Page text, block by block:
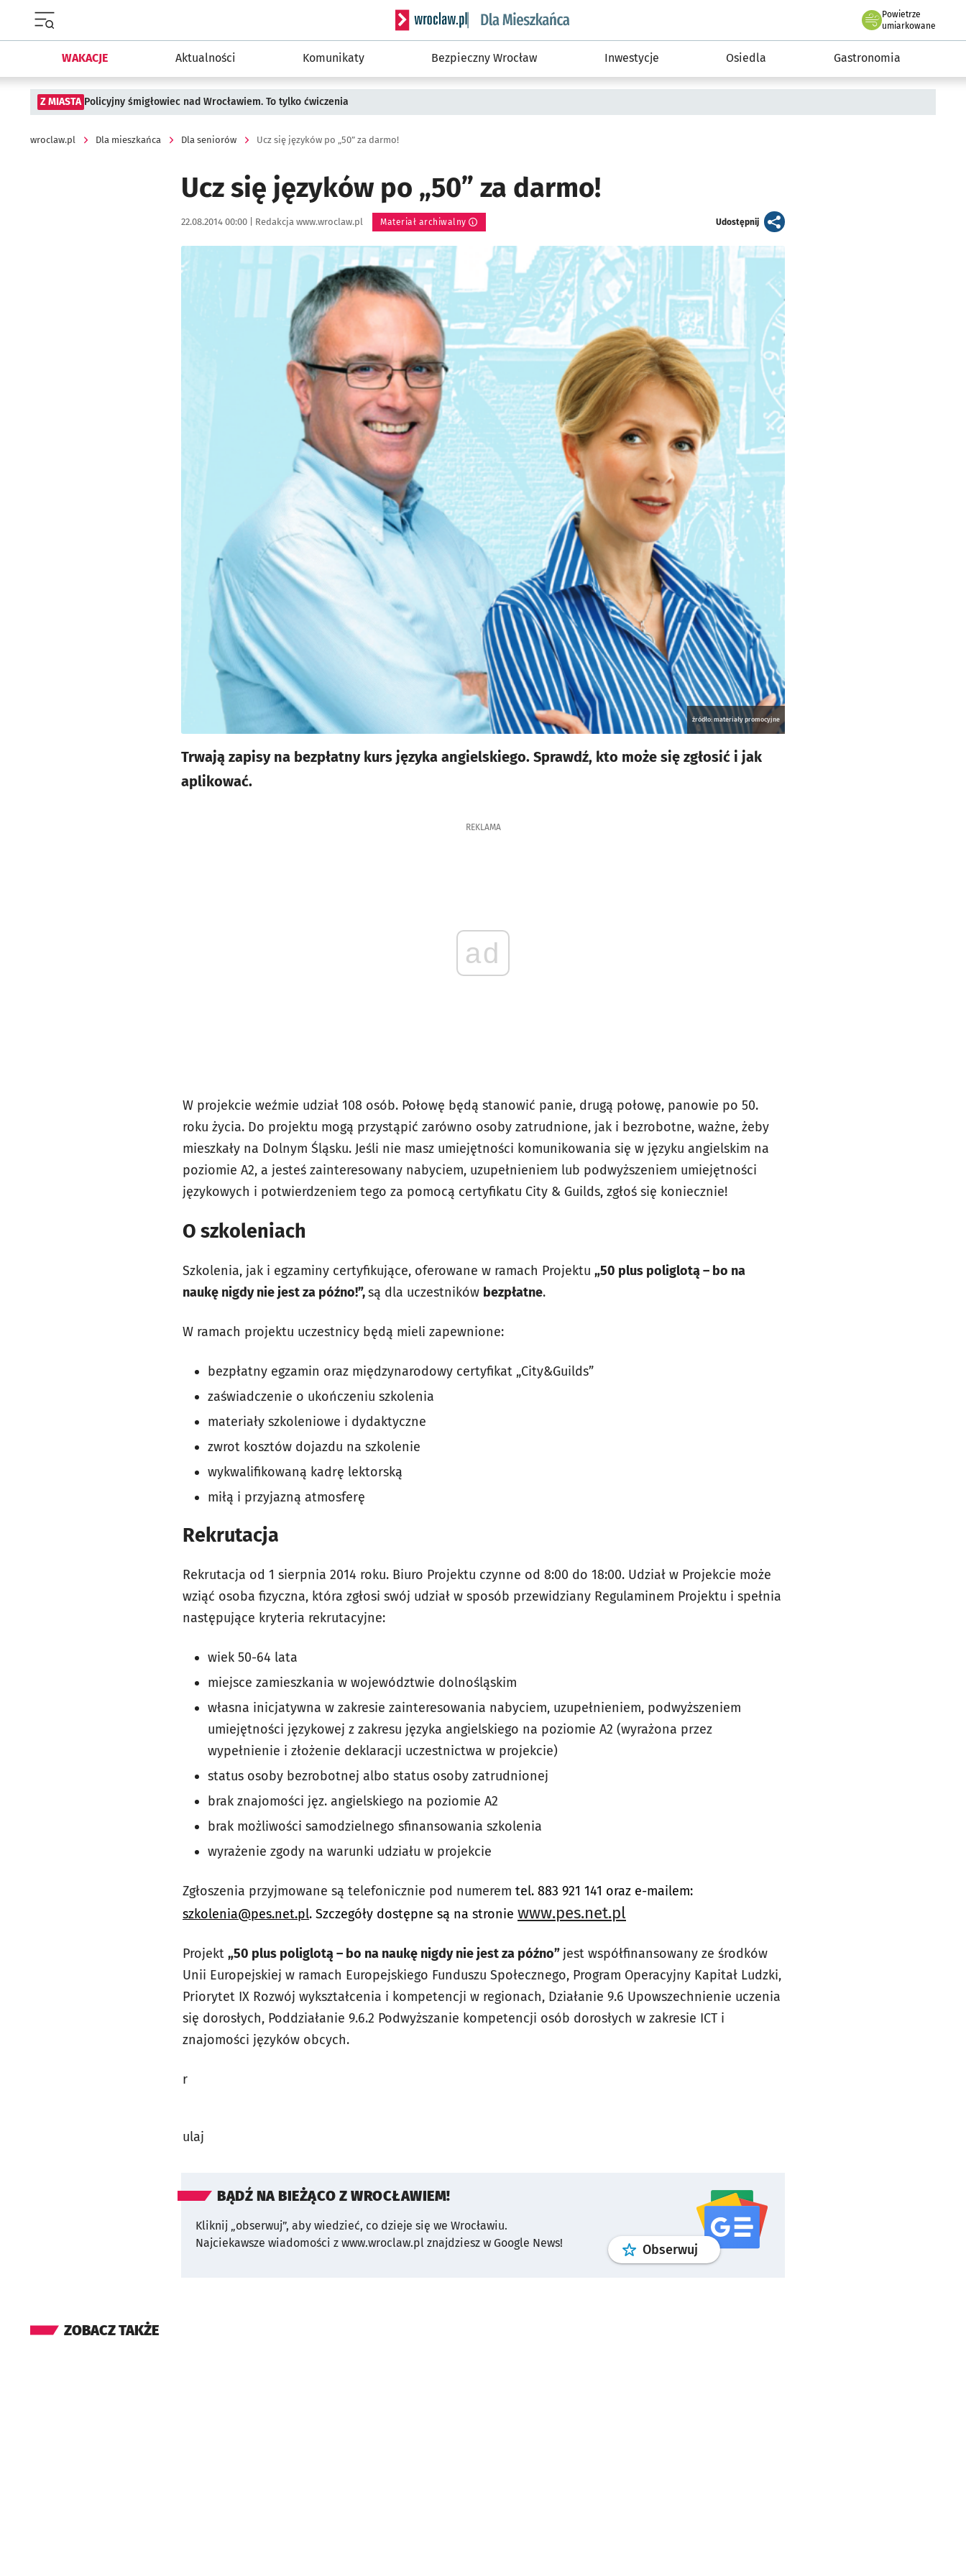
Serwis informacyjny wroclaw.pl podserwis: Dla mieszkańca
Powietrze
we Wrocławiu
umiarkowane
WAKACJE Aktualności Komunikaty Bezpieczny Wrocław Inwestycje Osiedla Gastronomia
Z MIASTA Policyjny śmigłowiec nad Wrocławiem. To tylko ćwiczenia
wroclaw.pl Dla mieszkańca Dla seniorów Ucz się języków po „50” za darmo!
Ucz się języków po „50” za darmo!
Data publikacji:
22.08.2014 00:00 | Autor:
Redakcja www.wroclaw.pl Materiał archiwalny Udostępnijartykuł
Kliknij, aby powiększyć
źródło: materiały promocyjne
Trwają zapisy na bezpłatny kurs języka angielskiego. Sprawdź, kto może się zgłosić i jak
aplikować.
REKLAMA
ad
W projekcie weźmie udział 108 osób. Połowę będą stanowić panie, drugą połowę, panowie po 50.
roku życia. Do projektu mogą przystąpić zarówno osoby zatrudnione, jak i bezrobotne, ważne, żeby
mieszkały na Dolnym Śląsku. Jeśli nie masz umiejętności komunikowania się w języku angielskim na
poziomie A2, a jesteś zainteresowany nabyciem, uzupełnieniem lub podwyższeniem umiejętności
językowych i potwierdzeniem tego za pomocą certyfikatu City & Guilds, zgłoś się koniecznie!
O szkoleniach
Szkolenia, jak i egzaminy certyfikujące, oferowane w ramach Projektu „50 plus poliglotą – bo na
naukę nigdy nie jest za późno!”,są dla uczestników bezpłatne.
W ramach projektu uczestnicy będą mieli zapewnione:
bezpłatny egzamin oraz międzynarodowy certyfikat „City&Guilds”
zaświadczenie o ukończeniu szkolenia
materiały szkoleniowe i dydaktyczne
zwrot kosztów dojazdu na szkolenie
wykwalifikowaną kadrę lektorską
miłą i przyjazną atmosferę
Rekrutacja
Rekrutacja od 1 sierpnia 2014 roku. Biuro Projektu czynne od 8:00 do 18:00. Udział w Projekcie może
wziąć osoba fizyczna, która zgłosi swój udział w sposób przewidziany Regulaminem Projektu i spełnia
następujące kryteria rekrutacyjne:
wiek 50-64 lata
miejsce zamieszkania w województwie dolnośląskim
własna inicjatywna w zakresie zainteresowania nabyciem, uzupełnieniem, podwyższeniem
umiejętności językowej z zakresu języka angielskiego na poziomie A2 (wyrażona przez
wypełnienie i złożenie deklaracji uczestnictwa w projekcie)
status osoby bezrobotnej albo status osoby zatrudnionej
brak znajomości jęz. angielskiego na poziomie A2
brak możliwości samodzielnego sfinansowania szkolenia
wyrażenie zgody na warunki udziału w projekcie
Zgłoszenia przyjmowane są telefonicznie pod numerem tel. 883 921 141 oraz e-mailem:
szkolenia@pes.net.pl. Szczegóły dostępne są na stronie www.pes.net.pl
Projekt „50 plus poliglotą – bo na naukę nigdy nie jest za późno” jest współfinansowany ze środków
Unii Europejskiej w ramach Europejskiego Funduszu Społecznego, Program Operacyjny Kapitał Ludzki,
Priorytet IX Rozwój wykształcenia i kompetencji w regionach, Działanie 9.6 Upowszechnienie uczenia
się dorosłych, Poddziałanie 9.6.2 Podwyższanie kompetencji osób dorosłych w zakresie ICT i
znajomości języków obcych.
r
ulaj
BĄDŹ NA BIEŻĄCO Z WROCŁAWIEM!
Kliknij „obserwuj”, aby wiedzieć, co dzieje się we Wrocławiu.
Najciekawsze wiadomości z www.wroclaw.pl znajdziesz w Google News!
Obserwuj profilgoogle news
ZOBACZ TAKŻE